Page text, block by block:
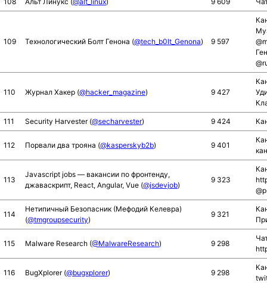
109 Технологический Болт Генона (@tech_b0lt_Genona) 9 597
110 Журнал Хакер (@hacker_magazine) 9 427
111 Security Harvester (@secharvester) 9 424
112 Порвали два трояна (@kasperskyb2b) 9 401
113
Javascript jobs — вакансии по фронтенду,
джаваскрипт, React, Angular, Vue (@jsdevjob)
9 323
114
Нетипичный Безопасник (Мефодий Келевра)
(@tmgroupsecurity)
9 321
115 Malware Research (@MalwareResearch) 9 298
116 BugXplorer (@bugxplorer) 9 298